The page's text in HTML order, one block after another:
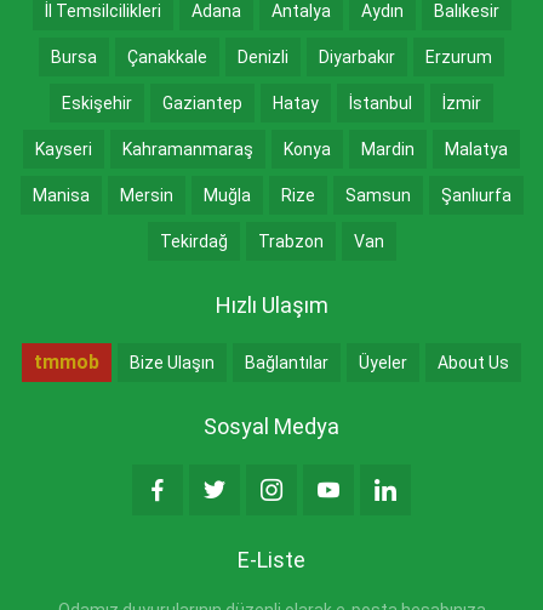
İl Temsilcilikleri Adana Antalya Aydın Balıkesir
Bursa Çanakkale Denizli Diyarbakır Erzurum
Eskişehir Gaziantep Hatay İstanbul İzmir
Kayseri Kahramanmaraş Konya Mardin Malatya
Manisa Mersin Muğla Rize Samsun Şanlıurfa
Tekirdağ Trabzon Van
Hızlı Ulaşım
tmmob Bize Ulaşın Bağlantılar Üyeler About Us
Sosyal Medya
E-Liste